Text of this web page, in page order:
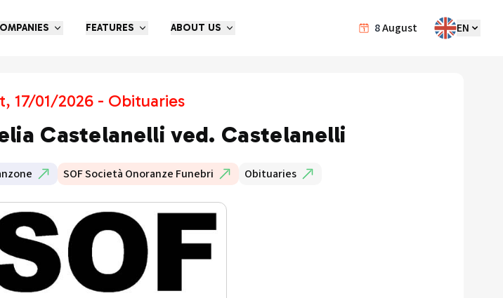
8August EN
FEATURES ABOUT US
17/01/2026 - Obituaries
Castelanelli ved. Castelanelli
SOF Società Onoranze Funebri Obituaries